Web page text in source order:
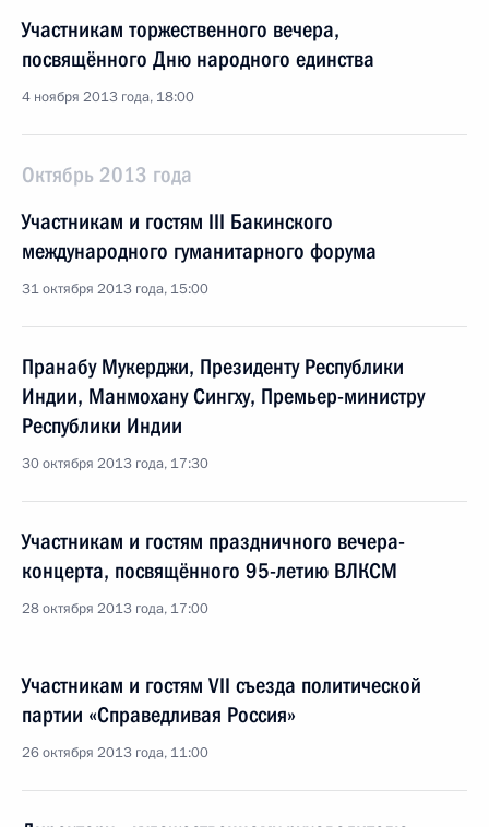
Участникам торжественного вечера,
посвящённого Дню народного единства
4 ноября 2013 года, 18:00
Октябрь 2013 года
Участникам и гостям III Бакинского
международного гуманитарного форума
31 октября 2013 года, 15:00
Пранабу Мукерджи, Президенту Республики
Индии, Манмохану Сингху, Премьер-министру
Республики Индии
30 октября 2013 года, 17:30
Участникам и гостям праздничного вечера-
концерта, посвящённого 95-летию ВЛКСМ
28 октября 2013 года, 17:00
Участникам и гостям VII съезда политической
партии «Справедливая Россия»
26 октября 2013 года, 11:00